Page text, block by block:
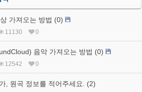
가져오는 방법 (0)
11130 0
음악 가져오는 방법 (0)
12542 0
, 원곡 정보를 적어주세요. (2)